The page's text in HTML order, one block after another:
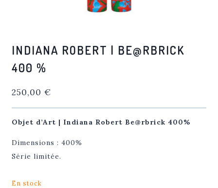
INDIANA ROBERT | BE@RBRICK
400 %
250,00 €
Objet d’Art | Indiana Robert Be@rbrick 400%
Dimensions : 400%
Série limitée.
En stock